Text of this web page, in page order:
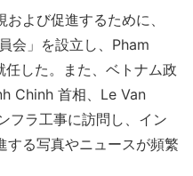
よび促進するために、
会」を設立し、Pham
した。また、ベトナム政
Chinh 首相、Le Van
フラ工事に訪問し、イン
する写真やニュースが頻繁